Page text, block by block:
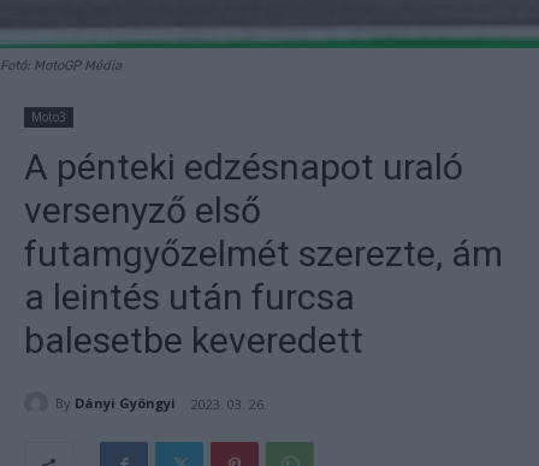
Fotó: MotoGP Média
Moto3
A pénteki edzésnapot uraló
versenyző első
futamgyőzelmét szerezte, ám
a leintés után furcsa
balesetbe keveredett
By Dányi Gyöngyi 2023. 03. 26.